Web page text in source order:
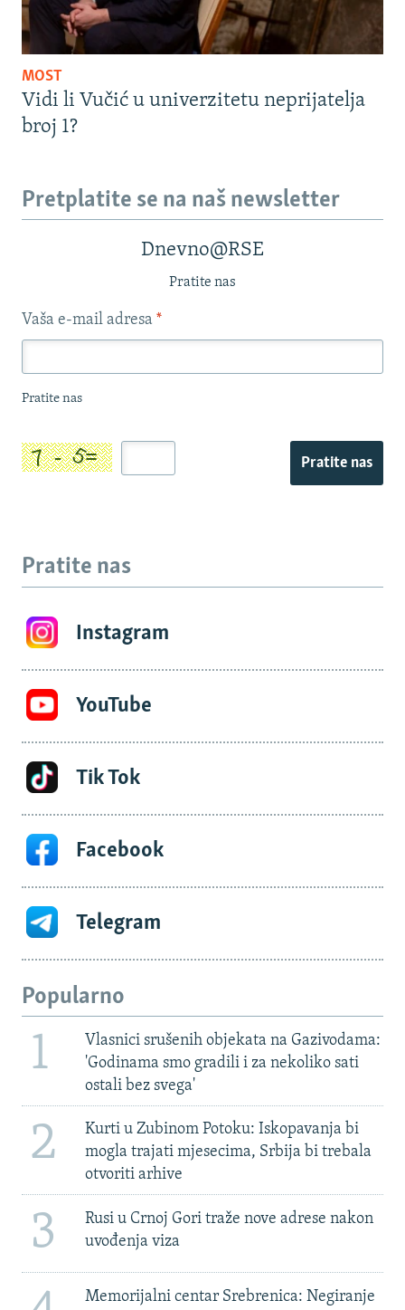
MOST
Vidi li Vučić u univerzitetu neprijatelja
broj 1?
Pretplatite se na naš newsletter
Dnevno@RSE
Pratite nas
Vaša e-mail adresa *
Pratite nas
Pratite nas
Pratite nas
Instagram
YouTube
Tik Tok
Facebook
Telegram
Popularno
1
Vlasnici srušenih objekata na Gazivodama:
'Godinama smo gradili i za nekoliko sati
ostali bez svega'
2
Kurti u Zubinom Potoku: Iskopavanja bi
mogla trajati mjesecima, Srbija bi trebala
otvoriti arhive
3
Rusi u Crnoj Gori traže nove adrese nakon
uvođenja viza
Memorijalni centar Srebrenica: Negiranje